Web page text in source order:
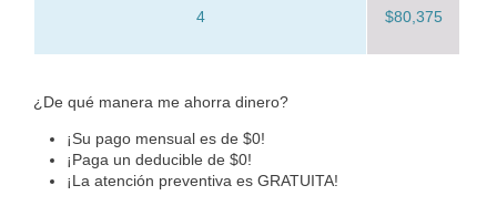
4 $80,375
¿De qué manera me ahorra dinero?
¡Su pago mensual es de $0!
¡Paga un deducible de $0!
¡La atención preventiva es GRATUITA!